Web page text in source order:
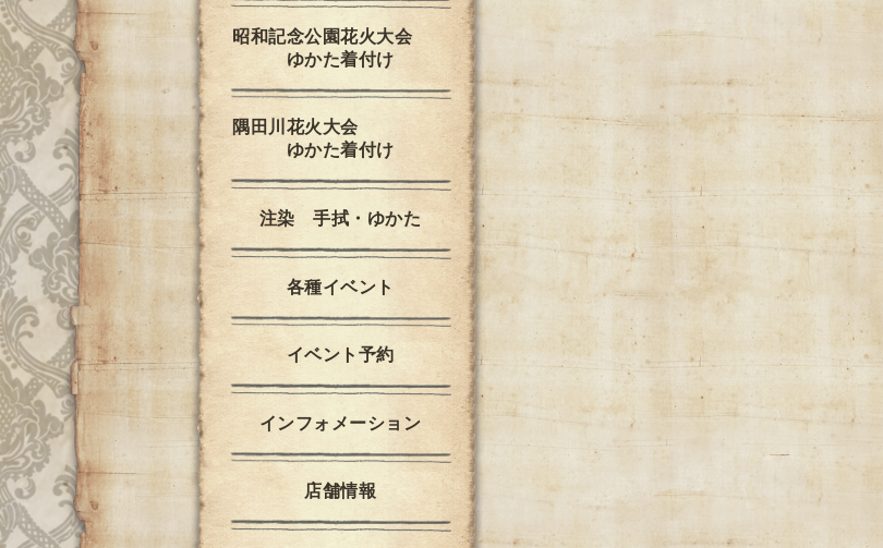
昭和記念公園花火大会
ゆかた着付け
隅田川花火大会
ゆかた着付け
注染 手拭・ゆかた
各種イベント
イベント予約
インフォメーション
店舗情報